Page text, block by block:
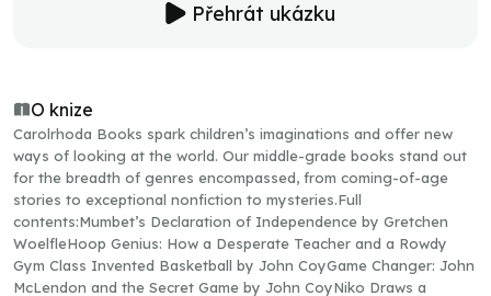
Přehrát ukázku
O knize
Carolrhoda Books spark children’s imaginations and offer new
ways of looking at the world. Our middle-grade books stand out
for the breadth of genres encompassed, from coming-of-age
stories to exceptional nonfiction to mysteries.Full
contents:Mumbet’s Declaration of Independence by Gretchen
WoelfleHoop Genius: How a Desperate Teacher and a Rowdy
Gym Class Invented Basketball by John CoyGame Changer: John
McLendon and the Secret Game by John CoyNiko Draws a